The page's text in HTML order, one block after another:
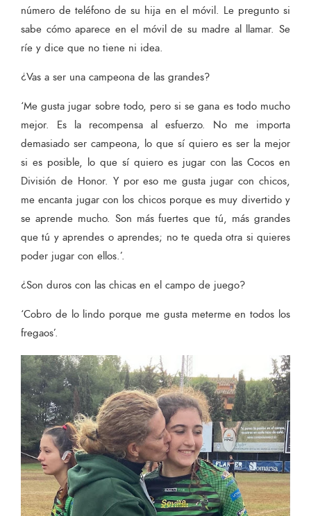
número de teléfono de su hija en el móvil. Le pregunto si
sabe cómo aparece en el móvil de su madre al llamar. Se
ríe y dice que no tiene ni idea.
¿Vas a ser una campeona de las grandes?
‘Me gusta jugar sobre todo, pero si se gana es todo mucho
mejor. Es la recompensa al esfuerzo. No me importa
demasiado ser campeona, lo que sí quiero es ser la mejor
si es posible, lo que sí quiero es jugar con las Cocos en
División de Honor. Y por eso me gusta jugar con chicos,
me encanta jugar con los chicos porque es muy divertido y
se aprende mucho. Son más fuertes que tú, más grandes
que tú y aprendes o aprendes; no te queda otra si quieres
poder jugar con ellos.’.
¿Son duros con las chicas en el campo de juego?
‘Cobro de lo lindo porque me gusta meterme en todos los
fregaos’.